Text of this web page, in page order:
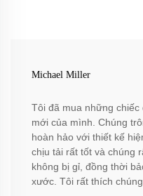
Michael Miller
Tôi đã mua những
mới của mình. Chúng
hoàn hảo với thiết kế
chịu tải rất tốt và chúng
không bị gỉ, đồng thời
xước. Tôi rất thích